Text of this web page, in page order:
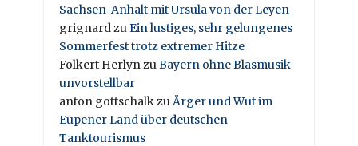
Sachsen-Anhalt mit Ursula von der Leyen
grignardzuEin lustiges, sehr gelungenes
Sommerfest trotz extremer Hitze
Folkert HerlynzuBayern ohne Blasmusik
unvorstellbar
anton gottschalkzuÄrger und Wut im
Eupener Land über deutschen
Tanktourismus